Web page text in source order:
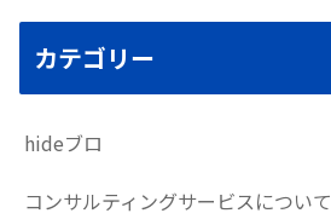
カテゴリー
hideブロ
コンサルティングサービスについて